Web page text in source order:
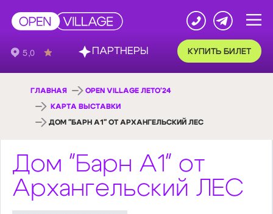
КУПИТЬ БИЛЕТ
ГЛАВНАЯ OPEN VILLAGE ЛЕТО'24
КАРТА ВЫСТАВКИ
ДОМ "БАРН А1" ОТ АРХАНГЕЛЬСКИЙ ЛЕС
Дом "Барн А1" от
Архангельский ЛЕС